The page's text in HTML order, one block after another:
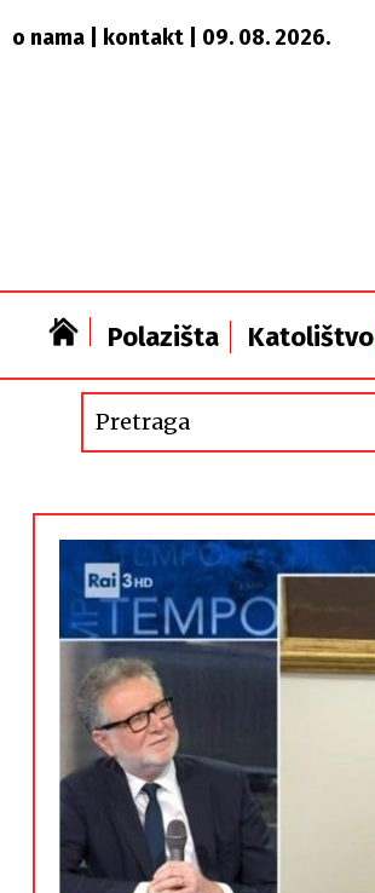
o nama kontakt | 09. 08. 2026.
Polazišta Katolištvo